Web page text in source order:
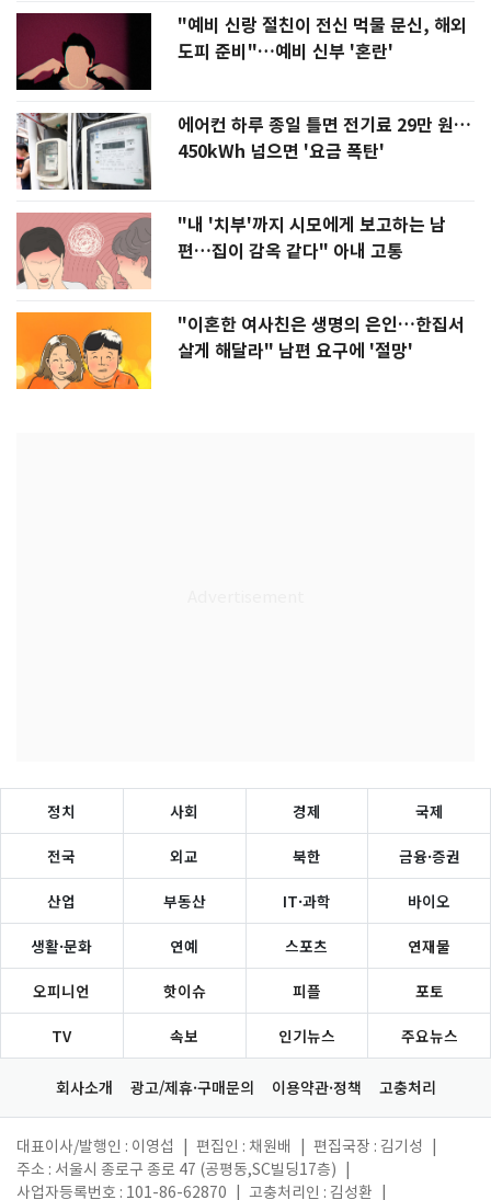
"예비 신랑 절친이 전신 먹물 문신, 해외
도피 준비"…예비 신부 '혼란'
에어컨 하루 종일 틀면 전기료 29만 원…
450kWh 넘으면 '요금 폭탄'
"내 '치부'까지 시모에게 보고하는 남
편…집이 감옥 같다" 아내 고통
"이혼한 여사친은 생명의 은인…한집서
살게 해달라" 남편 요구에 '절망'
정치 사회 경제 국제
전국 외교 북한 금융·증권
산업 부동산 IT·과학 바이오
생활·문화 연예 스포츠 연재물
오피니언 핫이슈 피플 포토
TV 속보 인기뉴스 주요뉴스
회사소개 광고/제휴·구매문의 이용약관·정책 고충처리
대표이사/발행인 : 이영섭 편집인 : 채원배 편집국장 : 김기성
주소 : 서울시 종로구 종로 47 (공평동,SC빌딩17층)
사업자등록번호 : 101-86-62870
고충처리인 : 김성환